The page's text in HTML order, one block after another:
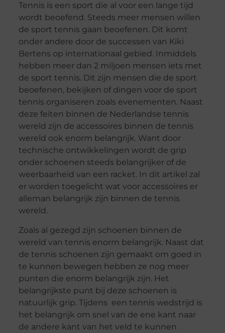
Tennis is een sport die al voor een lange tijd
wordt beoefend. Steeds meer mensen willen
de sport tennis gaan beoefenen. Dit komt
onder andere door de successen van Kiki
Bertens op internationaal gebied. Inmiddels
hebben meer dan 2 miljoen mensen iets met
de sport tennis. Dit zijn mensen die de sport
beoefenen, bekijken of dingen voor de sport
tennis organiseren zoals evenementen. Naast
deze feiten binnen de Nederlandse tennis
wereld zijn de accessoires binnen de tennis
wereld ook enorm belangrijk. Want door
technische ontwikkelingen wordt de grip
onder schoenen steeds belangrijker of de
weerbaarheid van een racket. In dit artikel zal
er worden toegelicht wat voor accessoires er
alleman belangrijk zijn binnen de tennis
wereld.
Zoals al gezegd zijn schoenen binnen de
wereld van tennis enorm belangrijk. Naast dat
de tennis schoenen zijn gemaakt om goed in
te kunnen bewegen hebben ze nog meer
punten die enorm belangrijk zijn. Het
belangrijkste punt bij deze schoenen is
natuurlijk grip. Tijdens een tennis wedstrijd is
het belangrijk om snel van de ene kant naar
de andere kant van het veld te kunnen